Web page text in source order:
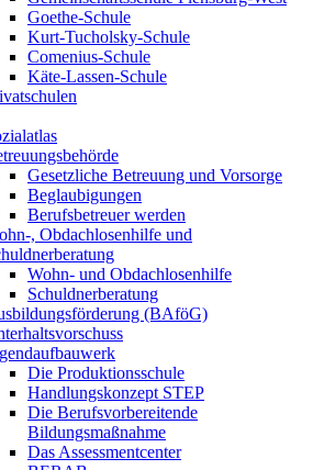
Goethe-Schule
Kurt-Tucholsky-Schule
Comenius-Schule
Käte-Lassen-Schule
Gesetzliche Betreuung und Vorsorge
Beglaubigungen
Berufsbetreuer werden
, Obdachlosenhilfe und
Wohn- und Obdachlosenhilfe
Schuldnerberatung
(BAföG)
Die Produktionsschule
Handlungskonzept STEP
Die Berufsvorbereitende
Bildungsmaßnahme
Das Assessmentcenter